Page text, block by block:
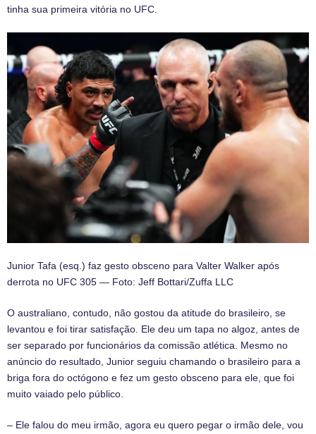
tinha sua primeira vitória no UFC.
Junior Tafa (esq.) faz gesto obsceno para Valter Walker após
derrota no UFC 305 — Foto: Jeff Bottari/Zuffa LLC
O australiano, contudo, não gostou da atitude do brasileiro, se
levantou e foi tirar satisfação. Ele deu um tapa no algoz, antes de
ser separado por funcionários da comissão atlética. Mesmo no
anúncio do resultado, Junior seguiu chamando o brasileiro para a
briga fora do octógono e fez um gesto obsceno para ele, que foi
muito vaiado pelo público.
– Ele falou do meu irmão, agora eu quero pegar o irmão dele, vou